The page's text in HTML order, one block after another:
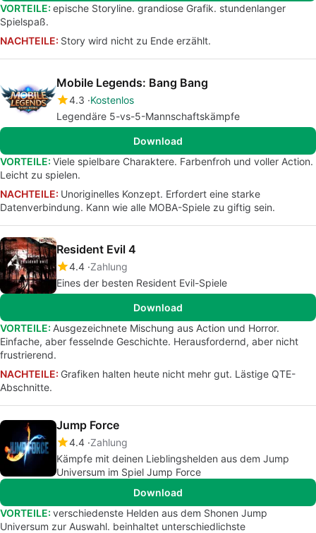
VORTEILE: epische Storyline. grandiose Grafik. stundenlanger
Spielspaß.
NACHTEILE: Story wird nicht zu Ende erzählt.
Mobile Legends: Bang Bang
4.3 Kostenlos
Legendäre 5-vs-5-Mannschaftskämpfe
Download
VORTEILE: Viele spielbare Charaktere. Farbenfroh und voller Action.
Leicht zu spielen.
NACHTEILE: Unoriginelles Konzept. Erfordert eine starke
Datenverbindung. Kann wie alle MOBA-Spiele zu giftig sein.
Resident Evil 4
4.4 Zahlung
Eines der besten Resident Evil-Spiele
Download
VORTEILE: Ausgezeichnete Mischung aus Action und Horror.
Einfache, aber fesselnde Geschichte. Herausfordernd, aber nicht
frustrierend.
NACHTEILE: Grafiken halten heute nicht mehr gut. Lästige QTE-
Abschnitte.
Jump Force
4.4 Zahlung
Kämpfe mit deinen Lieblingshelden aus dem Jump
Universum im Spiel Jump Force
Download
VORTEILE: verschiedenste Helden aus dem Shonen Jump
Universum zur Auswahl. beinhaltet unterschiedlichste